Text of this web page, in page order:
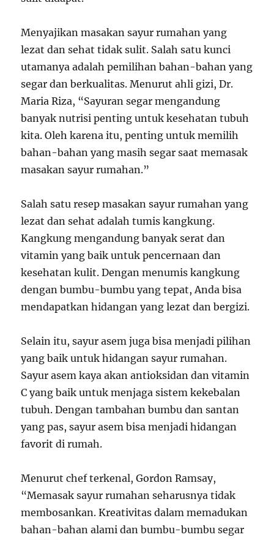
Menyajikan masakan sayur rumahan yang
lezat dan sehat tidak sulit. Salah satu kunci
utamanya adalah pemilihan bahan-bahan yang
segar dan berkualitas. Menurut ahli gizi, Dr.
Maria Riza, “Sayuran segar mengandung
banyak nutrisi penting untuk kesehatan tubuh
kita. Oleh karena itu, penting untuk memilih
bahan-bahan yang masih segar saat memasak
masakan sayur rumahan.”
Salah satu resep masakan sayur rumahan yang
lezat dan sehat adalah tumis kangkung.
Kangkung mengandung banyak serat dan
vitamin yang baik untuk pencernaan dan
kesehatan kulit. Dengan menumis kangkung
dengan bumbu-bumbu yang tepat, Anda bisa
mendapatkan hidangan yang lezat dan bergizi.
Selain itu, sayur asem juga bisa menjadi pilihan
yang baik untuk hidangan sayur rumahan.
Sayur asem kaya akan antioksidan dan vitamin
C yang baik untuk menjaga sistem kekebalan
tubuh. Dengan tambahan bumbu dan santan
yang pas, sayur asem bisa menjadi hidangan
favorit di rumah.
Menurut chef terkenal, Gordon Ramsay,
“Memasak sayur rumahan seharusnya tidak
membosankan. Kreativitas dalam memadukan
bahan-bahan alami dan bumbu-bumbu segar